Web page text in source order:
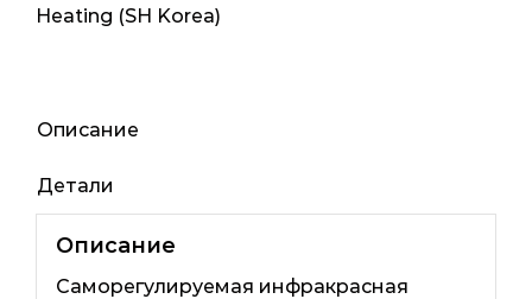
Heating (SH Korea)
Описание
Детали
Описание
Саморегулируемая инфракрасная